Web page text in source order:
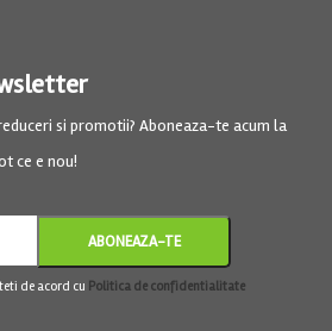
si promotii? Aboneaza-te acum la
ce e nou!
de acord cu Politica de confidentialitate